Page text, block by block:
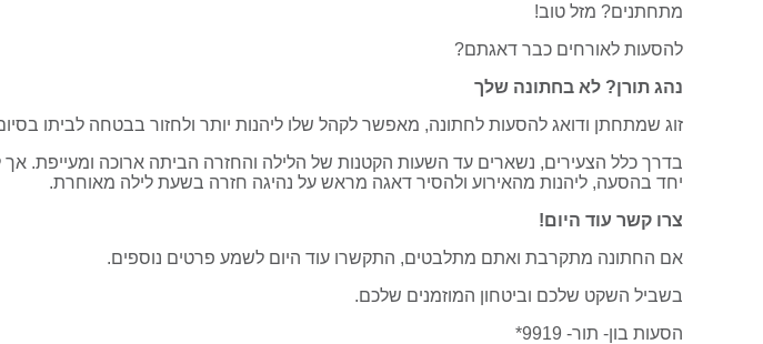
מתחתנים? מזל טוב!
להסעות לאורחים כבר דאגתם?
נהג תורן? לא בחתונה שלך
זוג שמתחתן ודואג להסעות לחתונה, מאפשר לקהל שלו ליהנות יותר ולחזור בבטחה לביתו
בדרך כלל הצעירים, נשארים עד השעות הקטנות של הלילה והחזרה הביתה ארוכה ומעייפת.
יחד בהסעה, ליהנות מהאירוע ולהסיר דאגה מראש על נהיגה חזרה בשעת לילה מאוחרת.
צרו קשר עוד היום!
אם החתונה מתקרבת ואתם מתלבטים, התקשרו עוד היום לשמע פרטים נוספים.
בשביל השקט שלכם וביטחון המוזמנים שלכם.
הסעות בון- תור- 9919*